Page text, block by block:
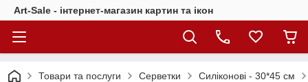
Art-Sale - інтернет-магазин картин та ікон
Товари та послуги Серветки Силіконові - 30*45 см